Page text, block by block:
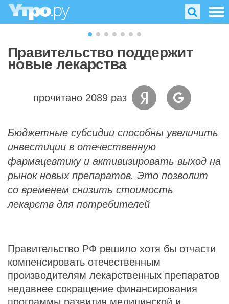
Правительство поддержит
новые лекарства
прочитано 2089 раз
Бюджетные субсидии способны увеличить
инвестиции в отечественную
фармацевтику и активизировать выход на
рынок новых препаратов. Это позволит
со временем снизить стоимость
лекарств для потребителей
Правительство РФ решило хотя бы отчасти
компенсировать отечественным
производителям лекарственных препаратов
недавнее сокращение финансирования